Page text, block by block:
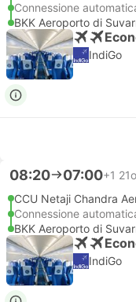
Connessione
BKK Aeroporto di
IndiGo
08:20 07:00+1
CCU Netaji Chandra
Connessione
BKK Aeroporto di
IndiGo